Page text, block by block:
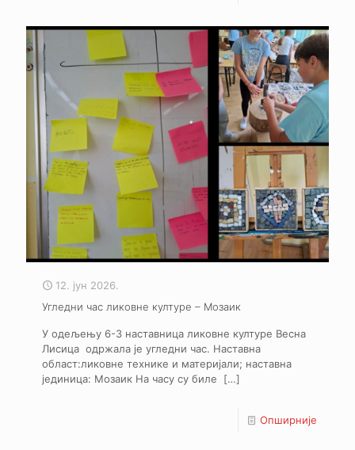
12. јун 2026.
Угледни час ликовне културе – Мозаик
У одељењу 6-3 наставница ликовне културе Весна
Лисица одржала је угледни час. Наставна
област:ликовне технике и материјали; наставна
јединица: Мозаик На часу су биле
[…]
Опширније